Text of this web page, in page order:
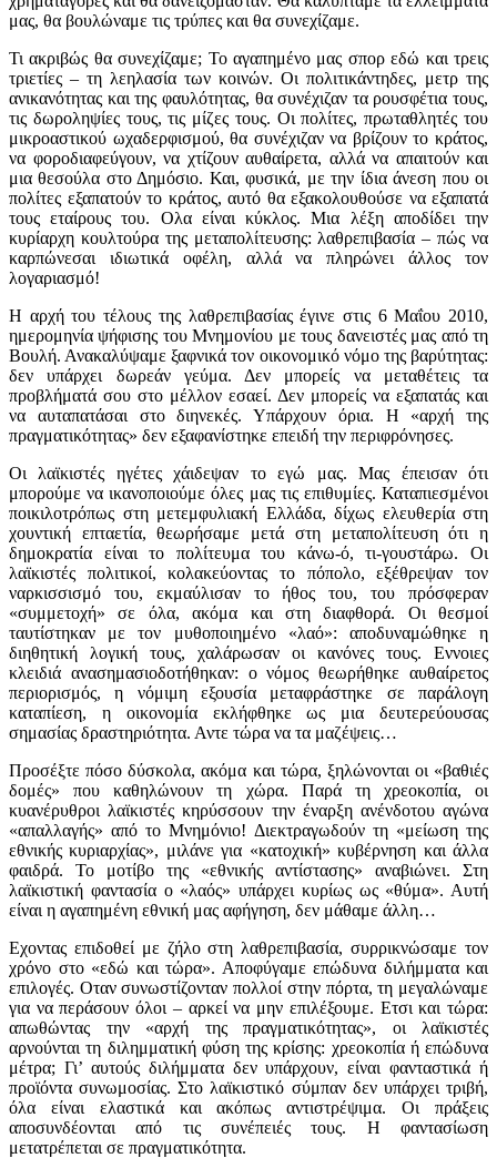
μας, θα βουλώναμε τις τρύπες και θα συνεχίζαμε.
Τι ακριβώς θα συνεχίζαμε; Το αγαπημένο μας σπορ εδώ και τρεις
τριετίες – τη λεηλασία των κοινών. Οι πολιτικάντηδες, μετρ της
ανικανότητας και της φαυλότητας, θα συνέχιζαν τα ρουσφέτια τους,
τις δωροληψίες τους, τις μίζες τους. Οι πολίτες, πρωταθλητές του
μικροαστικού ωχαδερφισμού, θα συνέχιζαν να βρίζουν το κράτος,
να φοροδιαφεύγουν, να χτίζουν αυθαίρετα, αλλά να απαιτούν και
μια θεσούλα στο Δημόσιο. Και, φυσικά, με την ίδια άνεση που οι
πολίτες εξαπατούν το κράτος, αυτό θα εξακολουθούσε να εξαπατά
τους εταίρους του. Ολα είναι κύκλος. Μια λέξη αποδίδει την
κυρίαρχη κουλτούρα της μεταπολίτευσης: λαθρεπιβασία – πώς να
καρπώνεσαι ιδιωτικά οφέλη, αλλά να πληρώνει άλλος τον
λογαριασμό!
Η αρχή του τέλους της λαθρεπιβασίας έγινε στις 6 Μαΐου 2010,
ημερομηνία ψήφισης του Μνημονίου με τους δανειστές μας από τη
Βουλή. Ανακαλύψαμε ξαφνικά τον οικονομικό νόμο της βαρύτητας:
δεν υπάρχει δωρεάν γεύμα. Δεν μπορείς να μεταθέτεις τα
προβλήματά σου στο μέλλον εσαεί. Δεν μπορείς να εξαπατάς και
να αυταπατάσαι στο διηνεκές. Υπάρχουν όρια. Η «αρχή της
πραγματικότητας» δεν εξαφανίστηκε επειδή την περιφρόνησες.
Οι λαϊκιστές ηγέτες χάιδεψαν το εγώ μας. Μας έπεισαν ότι
μπορούμε να ικανοποιούμε όλες μας τις επιθυμίες. Καταπιεσμένοι
ποικιλοτρόπως στη μετεμφυλιακή Ελλάδα, δίχως ελευθερία στη
χουντική επταετία, θεωρήσαμε μετά στη μεταπολίτευση ότι η
δημοκρατία είναι το πολίτευμα του κάνω-ό, τι-γουστάρω. Οι
λαϊκιστές πολιτικοί, κολακεύοντας το πόπολο, εξέθρεψαν τον
ναρκισσισμό του, εκμαύλισαν το ήθος του, του πρόσφεραν
«συμμετοχή» σε όλα, ακόμα και στη διαφθορά. Οι θεσμοί
ταυτίστηκαν με τον μυθοποιημένο «λαό»: αποδυναμώθηκε η
διηθητική λογική τους, χαλάρωσαν οι κανόνες τους. Εννοιες
κλειδιά ανασημασιοδοτήθηκαν: ο νόμος θεωρήθηκε αυθαίρετος
περιορισμός, η νόμιμη εξουσία μεταφράστηκε σε παράλογη
καταπίεση, η οικονομία εκλήφθηκε ως μια δευτερεύουσας
σημασίας δραστηριότητα. Αντε τώρα να τα μαζέψεις…
Προσέξτε πόσο δύσκολα, ακόμα και τώρα, ξηλώνονται οι «βαθιές
δομές» που καθηλώνουν τη χώρα. Παρά τη χρεοκοπία, οι
κυανέρυθροι λαϊκιστές κηρύσσουν την έναρξη ανένδοτου αγώνα
«απαλλαγής» από το Μνημόνιο! Διεκτραγωδούν τη «μείωση της
εθνικής κυριαρχίας», μιλάνε για «κατοχική» κυβέρνηση και άλλα
φαιδρά. Το μοτίβο της «εθνικής αντίστασης» αναβιώνει. Στη
λαϊκιστική φαντασία ο «λαός» υπάρχει κυρίως ως «θύμα». Αυτή
είναι η αγαπημένη εθνική μας αφήγηση, δεν μάθαμε άλλη…
Εχοντας επιδοθεί με ζήλο στη λαθρεπιβασία, συρρικνώσαμε τον
χρόνο στο «εδώ και τώρα». Αποφύγαμε επώδυνα διλήμματα και
επιλογές. Οταν συνωστίζονταν πολλοί στην πόρτα, τη μεγαλώναμε
για να περάσουν όλοι – αρκεί να μην επιλέξουμε. Ετσι και τώρα:
απωθώντας την «αρχή της πραγματικότητας», οι λαϊκιστές
αρνούνται τη διλημματική φύση της κρίσης: χρεοκοπία ή επώδυνα
μέτρα; Γι’ αυτούς διλήμματα δεν υπάρχουν, είναι φανταστικά ή
προϊόντα συνωμοσίας. Στο λαϊκιστικό σύμπαν δεν υπάρχει τριβή,
όλα είναι ελαστικά και ακόπως αντιστρέψιμα. Οι πράξεις
αποσυνδέονται από τις συνέπειές τους. Η φαντασίωση
μετατρέπεται σε πραγματικότητα.